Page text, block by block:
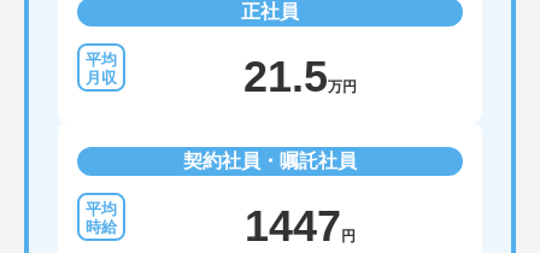
正社員
21.5万円
契約社員・嘱託社員
1447 円